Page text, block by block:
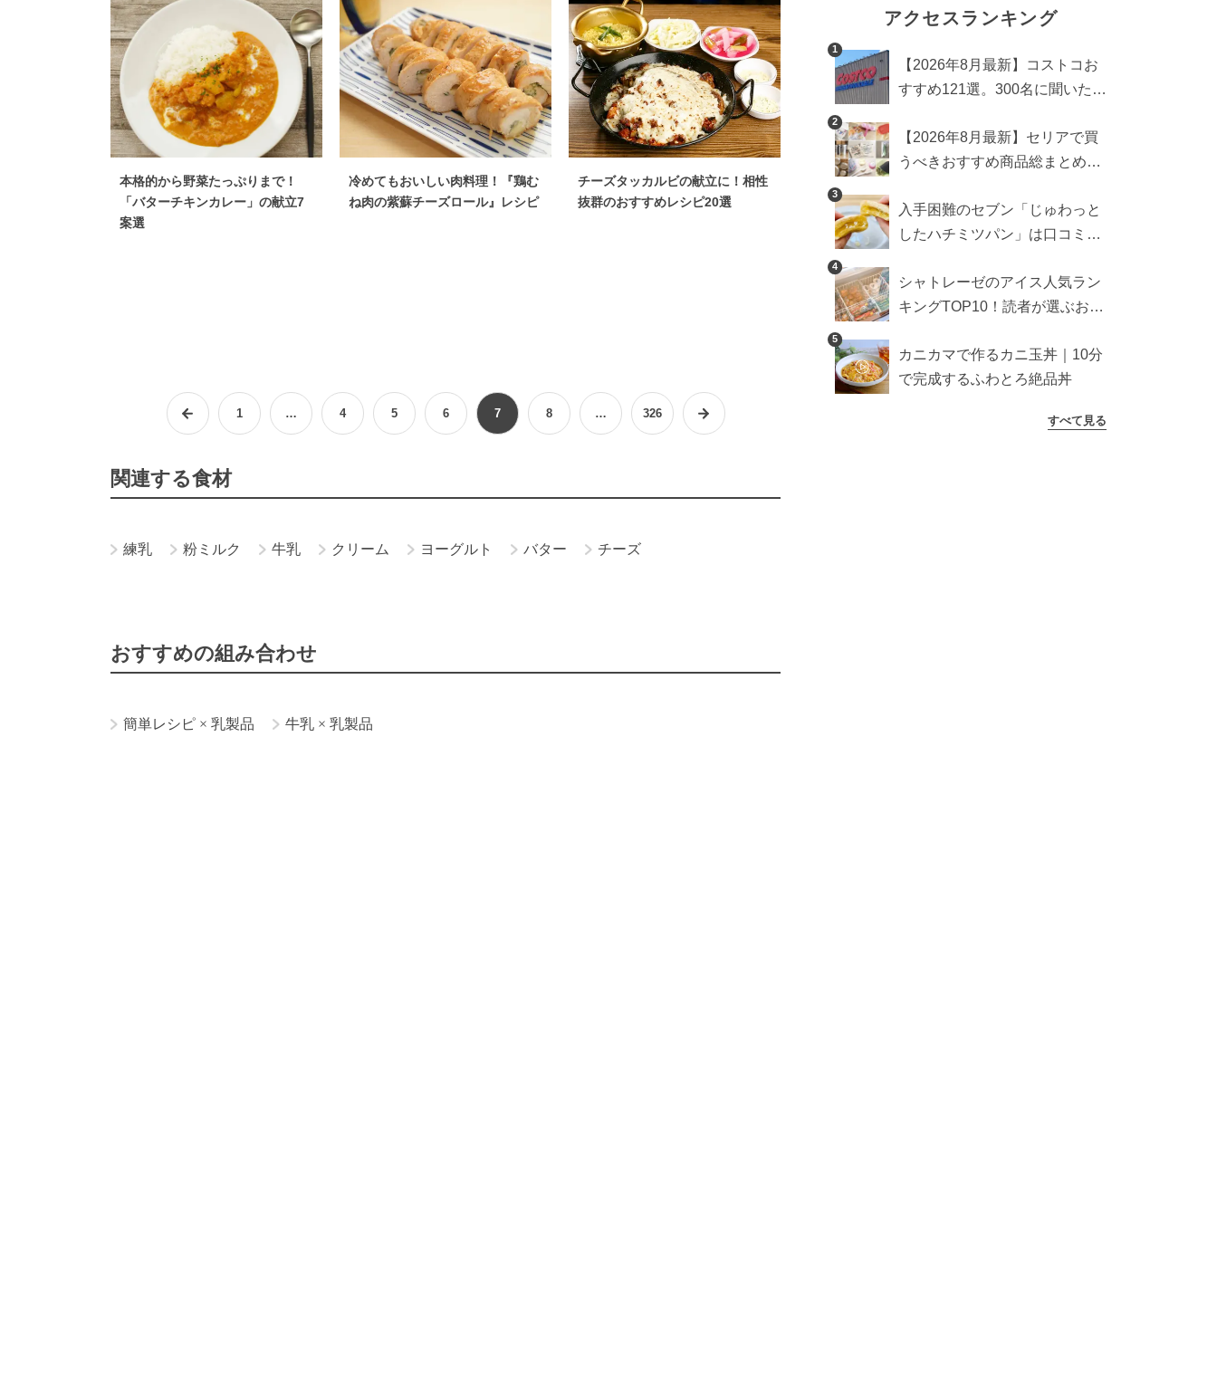
本格的から野菜たっぷりまで！
「バターチキンカレー」の献立7
案選
冷めてもおいしい肉料理！『鶏む
ね肉の紫蘇チーズロール』レシピ
チーズタッカルビの献立に！相性
抜群のおすすめレシピ20選
1 … 4 5 6 7 8 … 326
関連する食材
練乳 粉ミルク 牛乳 クリーム ヨーグルト バター チーズ
おすすめの組み合わせ
簡単レシピ × 乳製品 牛乳 × 乳製品
アクセスランキング
1
【2026年8月最新】コストコお
すすめ121選。300名に聞いた買
め商品も
2
【2026年8月最新】セリアで買
うべきおすすめ商品総まとめ。
3
入手困難のセブン「じゅわっと
したハチミツパン」は口コミ通
検証
4
シャトレーゼのアイス人気ラン
キングTOP10！読者が選ぶおす
5
カニカマで作るカニ玉丼｜10分
で完成するふわとろ絶品丼
すべて見る